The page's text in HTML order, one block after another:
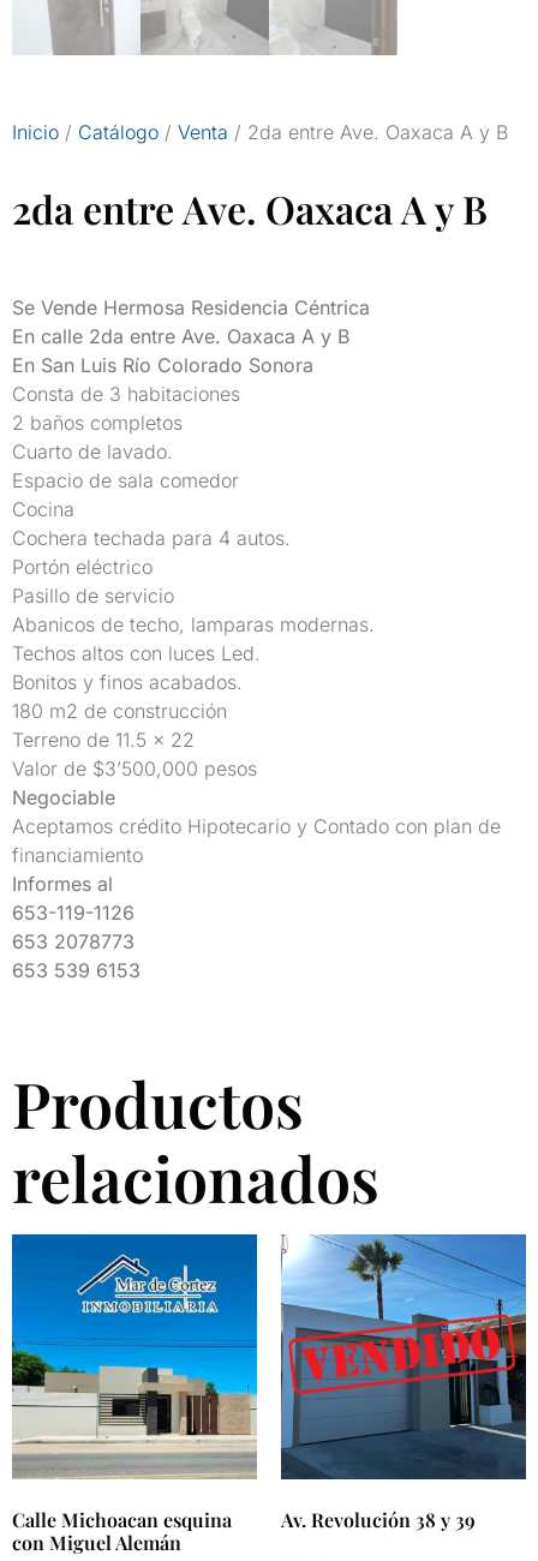
Inicio / Catálogo / Venta / 2da entre Ave. Oaxaca A y B
2da entre Ave. Oaxaca A y B
Se Vende Hermosa Residencia Céntrica
En calle 2da entre Ave. Oaxaca A y B
En San Luis Río Colorado Sonora
Consta de 3 habitaciones
2 baños completos
Cuarto de lavado.
Espacio de sala comedor
Cocina
Cochera techada para 4 autos.
Portón eléctrico
Pasillo de servicio
Abanicos de techo, lamparas modernas.
Techos altos con luces Led.
Bonitos y finos acabados.
180 m2 de construcción
Terreno de 11.5 x 22
Valor de $3’500,000 pesos
Negociable
Aceptamos crédito Hipotecario y Contado con plan de
financiamiento
Informes al
653-119-1126
653 2078773
653 539 6153
Productos
relacionados
Calle Michoacan esquina
con Miguel Alemán
Av. Revolución 38 y 39